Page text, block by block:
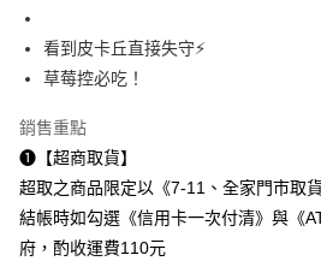
３．安心：先確認商品／服務後，再付款。
１．於結帳方式選擇「AFTEE先享後付」後
２．訂單成立數日內，您將收到繳費通知簡訊
３．收到繳費通知簡訊後14天內，點擊此簡
ATM／網路銀行／等多元方式進行付款，方視
※ 請注意：結帳手續完成當下不需立刻繳費，
購買商品的店家。未經商家同意取消之訂單仍
付款後7-11取貨
常溫宅配
每筆NT$110，滿NT$1,500(含以上)免運
看到皮卡丘直接失守⚡️
草莓控必吃！
銷售重點
➊【超商取貨】
超取之商品限定以《7-11、全家門市取
結帳時如勾選《信用卡一次付清》與《
府，酌收運費110元